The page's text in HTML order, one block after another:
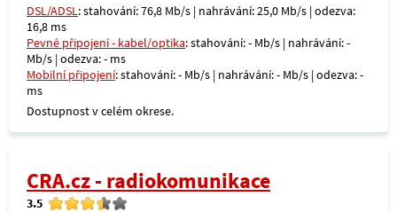
DSL/ADSL: stahování: 76,8 Mb/s | nahrávání: 25,0 Mb/s | odezva:
16,8 ms
Pevné připojení - kabel/optika: stahování: - Mb/s | nahrávání: -
Mb/s | odezva: - ms
Mobilní připojení: stahování: - Mb/s | nahrávání: - Mb/s | odezva: -
ms
Dostupnost v celém okrese.
CRA.cz - radiokomunikace
3.5